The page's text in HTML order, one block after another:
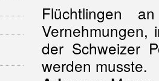
Flüchtlingen
Vernehmungen,
der Schweizer
werden musste.